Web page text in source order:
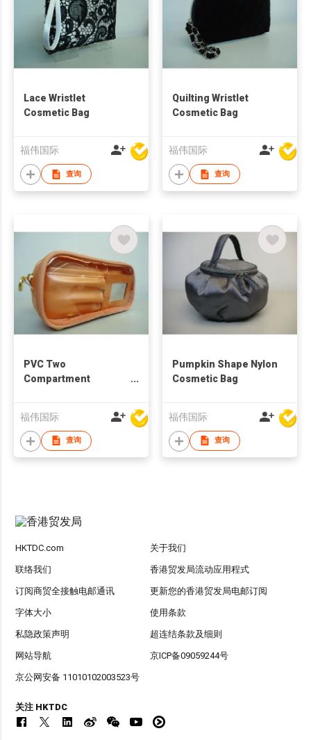
Lace Wristlet
Cosmetic Bag
福伟国际
查询
Quilting Wristlet
Cosmetic Bag
福伟国际
查询
PVC Two
Compartment
福伟国际
查询
Pumpkin Shape Nylon
Cosmetic Bag
福伟国际
查询
HKTDC.com 关于我们
联络我们 香港贸发局流动应用程式
订阅商贸全接触电邮通讯 更新您的香港贸发局电邮订阅
字体大小 使用条款
私隐政策声明 超连结条款及细则
网站导航 京ICP备09059244号
京公网安备 11010102003523号
关注 HKTDC